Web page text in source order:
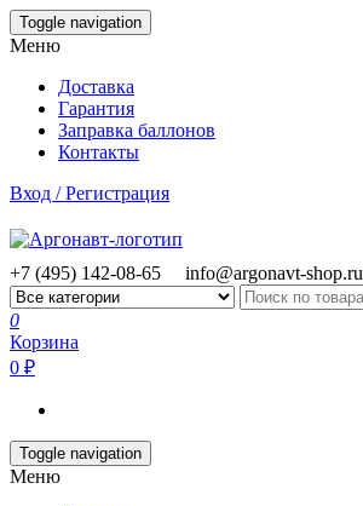
Skip
to
content
Toggle navigation
Меню
Доставка
Гарантия
Заправка баллонов
Контакты
Вход / Регистрация
+7 (495) 142-08-65 info@argonavt-shop.ru
0
Корзина
0 ₽
Toggle navigation
Меню